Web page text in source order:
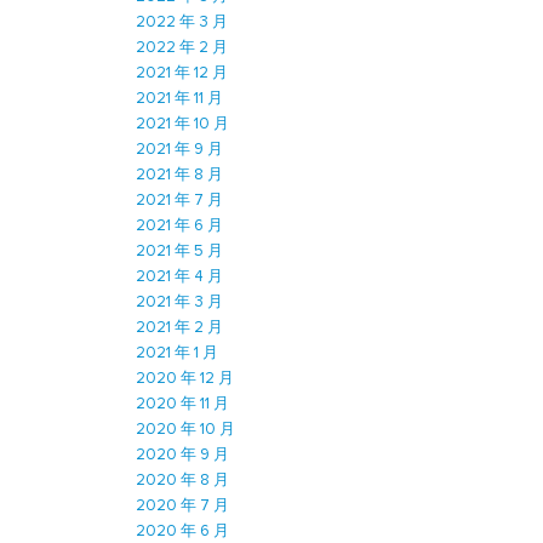
2022 年 3 月
2022 年 2 月
2021 年 12 月
2021 年 11 月
2021 年 10 月
2021 年 9 月
2021 年 8 月
2021 年 7 月
2021 年 6 月
2021 年 5 月
2021 年 4 月
2021 年 3 月
2021 年 2 月
2021 年 1 月
2020 年 12 月
2020 年 11 月
2020 年 10 月
2020 年 9 月
2020 年 8 月
2020 年 7 月
2020 年 6 月